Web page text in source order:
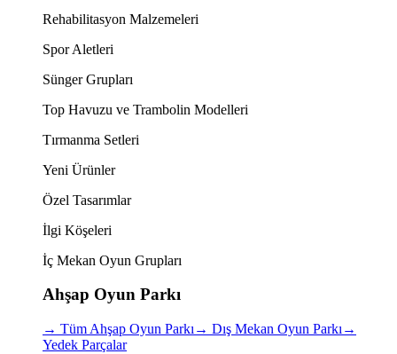
Rehabilitasyon Malzemeleri
Spor Aletleri
Sünger Grupları
Top Havuzu ve Trambolin Modelleri
Tırmanma Setleri
Yeni Ürünler
Özel Tasarımlar
İlgi Köşeleri
İç Mekan Oyun Grupları
Ahşap Oyun Parkı
→ Tüm Ahşap Oyun Parkı → Dış Mekan Oyun Parkı →
Yedek Parçalar